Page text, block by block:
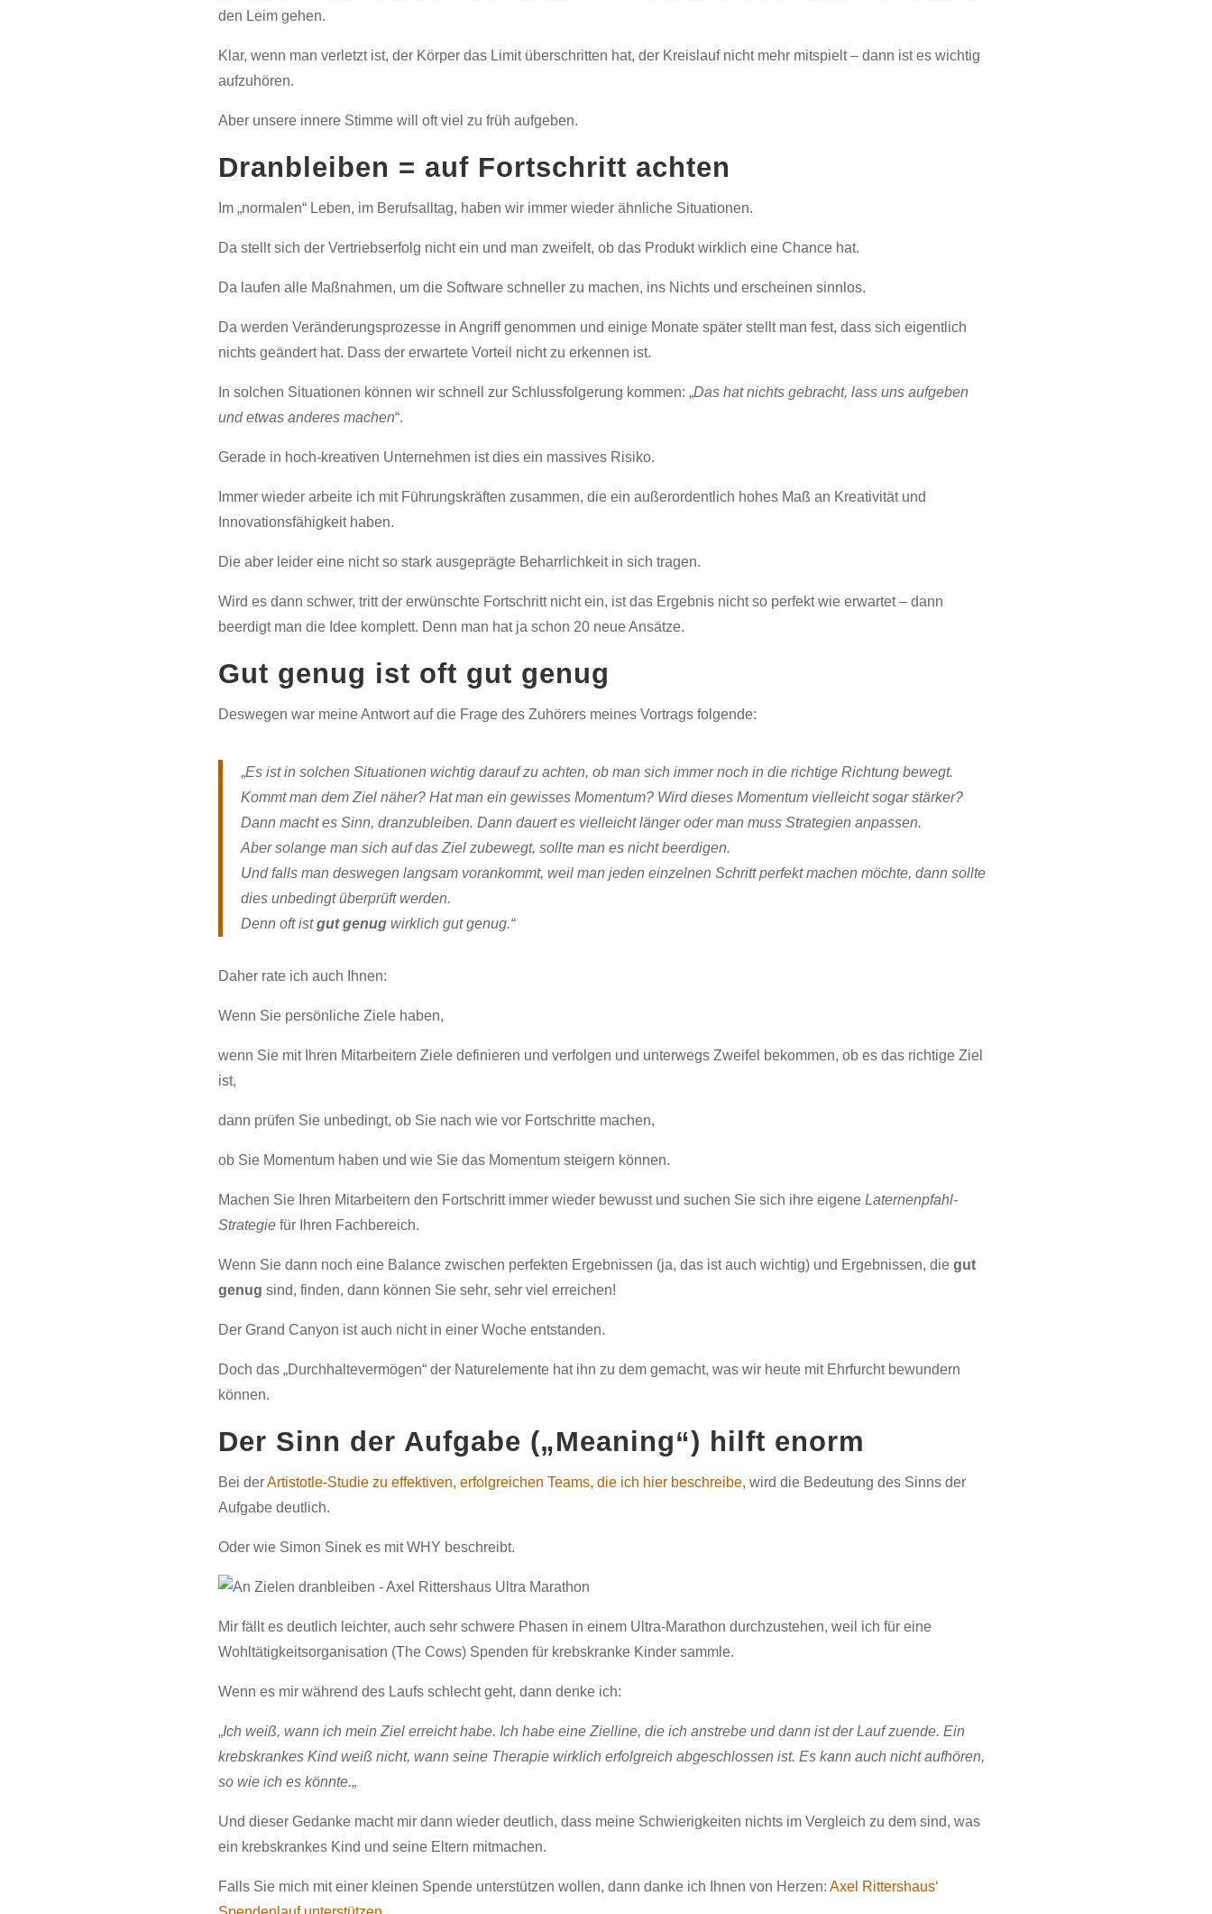
den Leim gehen.
Klar, wenn man verletzt ist, der Körper das Limit überschritten hat, der Kreislauf nicht mehr mitspielt – dann ist es wichtig
aufzuhören.
Aber unsere innere Stimme will oft viel zu früh aufgeben.
Dranbleiben = auf Fortschritt achten
Im „normalen“ Leben, im Berufsalltag, haben wir immer wieder ähnliche Situationen.
Da stellt sich der Vertriebserfolg nicht ein und man zweifelt, ob das Produkt wirklich eine Chance hat.
Da laufen alle Maßnahmen, um die Software schneller zu machen, ins Nichts und erscheinen sinnlos.
Da werden Veränderungsprozesse in Angriff genommen und einige Monate später stellt man fest, dass sich eigentlich
nichts geändert hat. Dass der erwartete Vorteil nicht zu erkennen ist.
In solchen Situationen können wir schnell zur Schlussfolgerung kommen: „Das hat nichts gebracht, lass uns aufgeben
und etwas anderes machen“.
Gerade in hoch-kreativen Unternehmen ist dies ein massives Risiko.
Immer wieder arbeite ich mit Führungskräften zusammen, die ein außerordentlich hohes Maß an Kreativität und
Innovationsfähigkeit haben.
Die aber leider eine nicht so stark ausgeprägte Beharrlichkeit in sich tragen.
Wird es dann schwer, tritt der erwünschte Fortschritt nicht ein, ist das Ergebnis nicht so perfekt wie erwartet – dann
beerdigt man die Idee komplett. Denn man hat ja schon 20 neue Ansätze.
Gut genug ist oft gut genug
Deswegen war meine Antwort auf die Frage des Zuhörers meines Vortrags folgende:
„Es ist in solchen Situationen wichtig darauf zu achten, ob man sich immer noch in die richtige Richtung bewegt.
Kommt man dem Ziel näher? Hat man ein gewisses Momentum? Wird dieses Momentum vielleicht sogar stärker?
Dann macht es Sinn, dranzubleiben. Dann dauert es vielleicht länger oder man muss Strategien anpassen.
Aber solange man sich auf das Ziel zubewegt, sollte man es nicht beerdigen.
Und falls man deswegen langsam vorankommt, weil man jeden einzelnen Schritt perfekt machen möchte, dann sollte
dies unbedingt überprüft werden.
Denn oft istgut genugwirklich gut genug.“
Daher rate ich auch Ihnen:
Wenn Sie persönliche Ziele haben,
wenn Sie mit Ihren Mitarbeitern Ziele definieren und verfolgen und unterwegs Zweifel bekommen, ob es das richtige Ziel
ist,
dann prüfen Sie unbedingt, ob Sie nach wie vor Fortschritte machen,
ob Sie Momentum haben und wie Sie das Momentum steigern können.
Machen Sie Ihren Mitarbeitern den Fortschritt immer wieder bewusst und suchen Sie sich ihre eigene Laternenpfahl-
Strategiefür Ihren Fachbereich.
Wenn Sie dann noch eine Balance zwischen perfekten Ergebnissen (ja, das ist auch wichtig) und Ergebnissen, die gut
genug sind, finden, dann können Sie sehr, sehr viel erreichen!
Der Grand Canyon ist auch nicht in einer Woche entstanden.
Doch das „Durchhaltevermögen“ der Naturelemente hat ihn zu dem gemacht, was wir heute mit Ehrfurcht bewundern
können.
Der Sinn der Aufgabe („Meaning“) hilft enorm
Bei derArtistotle-Studie zu effektiven, erfolgreichen Teams, die ich hier beschreibe, wird die Bedeutung des Sinns der
Aufgabe deutlich.
Oder wie Simon Sinek es mit WHY beschreibt.
Mir fällt es deutlich leichter, auch sehr schwere Phasen in einem Ultra-Marathon durchzustehen, weil ich für eine
Wohltätigkeitsorganisation (The Cows) Spenden für krebskranke Kinder sammle.
Wenn es mir während des Laufs schlecht geht, dann denke ich:
„Ich weiß, wann ich mein Ziel erreicht habe. Ich habe eine Zielline, die ich anstrebe und dann ist der Lauf zuende. Ein
krebskrankes Kind weiß nicht, wann seine Therapie wirklich erfolgreich abgeschlossen ist. Es kann auch nicht aufhören,
so wie ich es könnte.„
Und dieser Gedanke macht mir dann wieder deutlich, dass meine Schwierigkeiten nichts im Vergleich zu dem sind, was
ein krebskrankes Kind und seine Eltern mitmachen.
Falls Sie mich mit einer kleinen Spende unterstützen wollen, dann danke ich Ihnen von Herzen: Axel Rittershaus‘